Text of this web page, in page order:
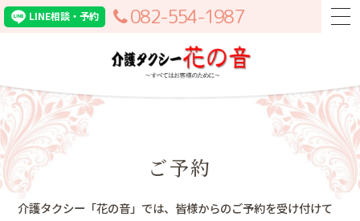
LINE相談・予約 082-554-1987
ご予約
介護タクシー「花の音」では、皆様からのご予約を受け付けて